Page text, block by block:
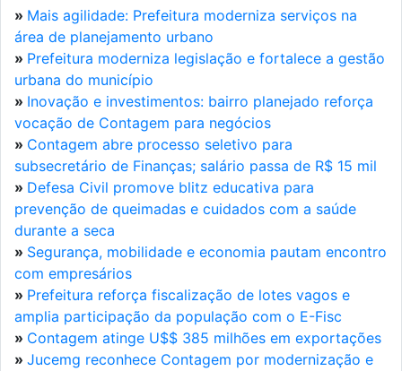
» Mais agilidade: Prefeitura moderniza serviços na
área de planejamento urbano
» Prefeitura moderniza legislação e fortalece a gestão
urbana do município
» Inovação e investimentos: bairro planejado reforça
vocação de Contagem para negócios
» Contagem abre processo seletivo para
subsecretário de Finanças; salário passa de R$ 15 mil
» Defesa Civil promove blitz educativa para
prevenção de queimadas e cuidados com a saúde
durante a seca
» Segurança, mobilidade e economia pautam encontro
com empresários
» Prefeitura reforça fiscalização de lotes vagos e
amplia participação da população com o E-Fisc
» Contagem atinge U$$ 385 milhões em exportações
» Jucemg reconhece Contagem por modernização e